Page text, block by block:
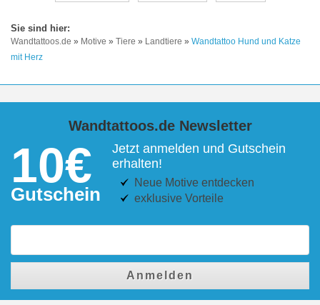
Wandtattoos.de » Motive » Tiere » Landtiere » Wandtattoo Hund und Katze
mit Herz
Wandtattoos.de Newsletter
10€
Gutschein
Jetzt anmelden und Gutschein
erhalten!
Neue Motive entdecken
exklusive Vorteile
Anmelden